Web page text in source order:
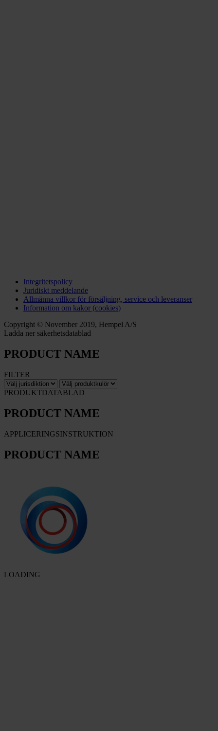
Integritetspolicy
Juridiskt meddelande
Allmänna villkor för försäljning, service och leveranser
Information om kakor (cookies)
Copyright © November 2019, Hempel A/S
Ladda ner säkerhetsdatablad
PRODUCT NAME
FILTER
PRODUKTDATABLAD
PRODUCT NAME
APPLICERINGSINSTRUKTION
PRODUCT NAME
LOADING